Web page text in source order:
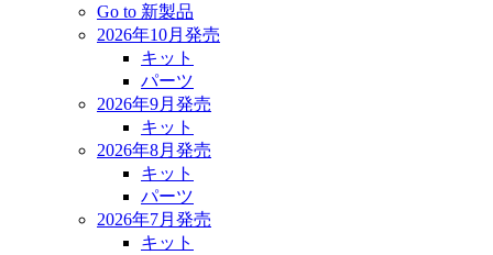
Go to 新製品
2026年10月発売
キット
パーツ
2026年9月発売
キット
2026年8月発売
キット
パーツ
2026年7月発売
キット